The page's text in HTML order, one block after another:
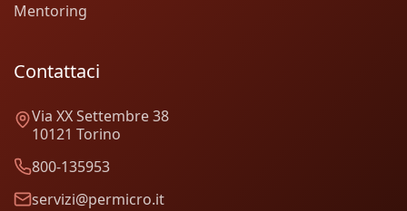
Mentoring
Contattaci
Via XX Settembre 38
10121 Torino
800-135953
servizi@permicro.it